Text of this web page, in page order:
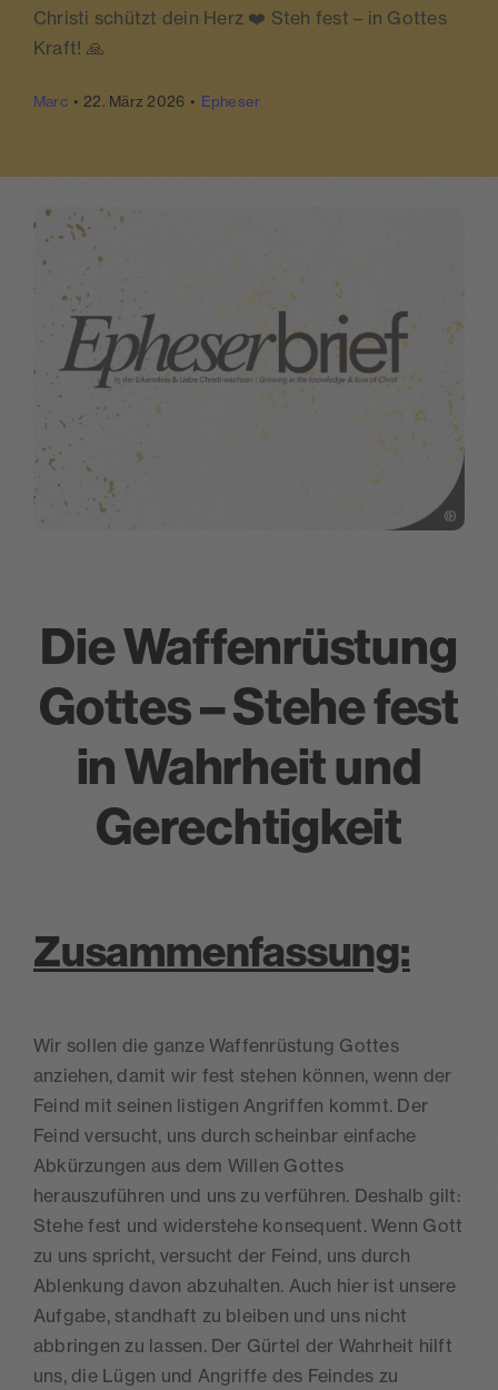
Christi schützt dein Herz ❤️ Steh fest – in Gottes
Kraft! 🙏
Marc • 22. März 2026 • Epheser
Die Waffenrüstung
Gottes – Stehe fest
in Wahrheit und
Gerechtigkeit
Zusammenfassung:
Wir sollen die ganze Waffenrüstung Gottes
anziehen, damit wir fest stehen können, wenn der
Feind mit seinen listigen Angriffen kommt. Der
Feind versucht, uns durch scheinbar einfache
Abkürzungen aus dem Willen Gottes
herauszuführen und uns zu verführen. Deshalb gilt:
Stehe fest und widerstehe konsequent. Wenn Gott
zu uns spricht, versucht der Feind, uns durch
Ablenkung davon abzuhalten. Auch hier ist unsere
Aufgabe, standhaft zu bleiben und uns nicht
abbringen zu lassen. Der Gürtel der Wahrheit hilft
uns, die Lügen und Angriffe des Feindes zu